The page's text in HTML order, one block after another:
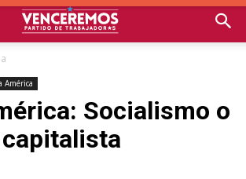
América
Socialismo o